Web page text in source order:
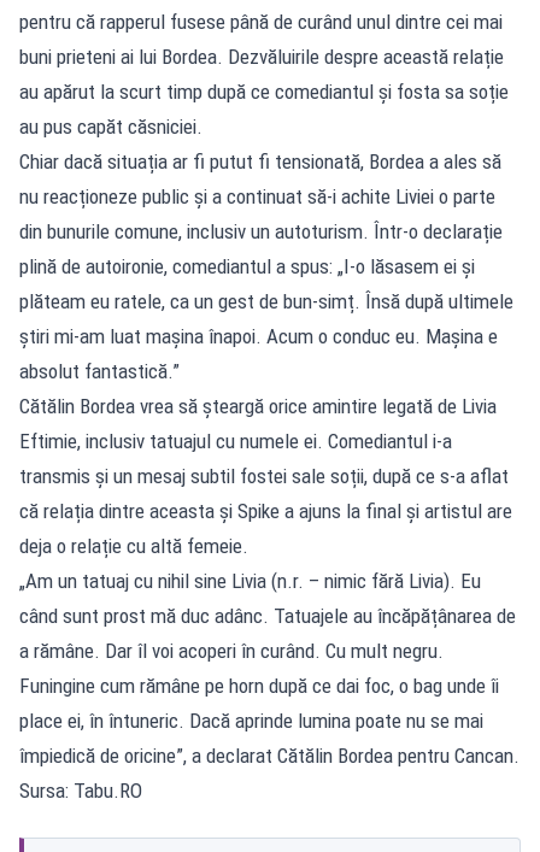
pentru că rapperul fusese până de curând unul dintre cei mai
buni prieteni ai lui Bordea. Dezvăluirile despre această relație
au apărut la scurt timp după ce comediantul și fosta sa soție
au pus capăt căsniciei.
Chiar dacă situația ar fi putut fi tensionată, Bordea a ales să
nu reacționeze public și a continuat să-i achite Liviei o parte
din bunurile comune, inclusiv un autoturism. Într-o declarație
plină de autoironie, comediantul a spus: „I-o lăsasem ei și
plăteam eu ratele, ca un gest de bun-simț. Însă după ultimele
știri mi-am luat mașina înapoi. Acum o conduc eu. Mașina e
absolut fantastică.”
Cătălin Bordea vrea să șteargă orice amintire legată de Livia
Eftimie, inclusiv tatuajul cu numele ei. Comediantul i-a
transmis și un mesaj subtil fostei sale soții, după ce s-a aflat
că relația dintre aceasta și Spike a ajuns la final și artistul are
deja o relație cu altă femeie.
„Am un tatuaj cu nihil sine Livia (n.r. – nimic fără Livia). Eu
când sunt prost mă duc adânc. Tatuajele au încăpățânarea de
a rămâne. Dar îl voi acoperi în curând. Cu mult negru.
Funingine cum rămâne pe horn după ce dai foc, o bag unde îi
place ei, în întuneric. Dacă aprinde lumina poate nu se mai
împiedică de oricine”, a declarat Cătălin Bordea pentru Cancan.
Sursa: Tabu.RO